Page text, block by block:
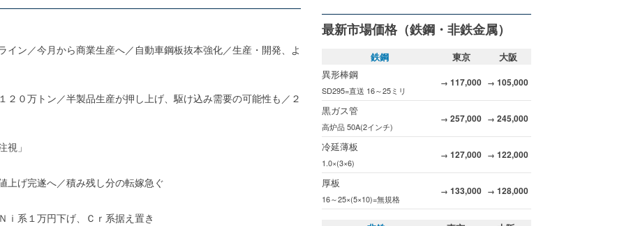
イン／今月から商業生産へ／自動車鋼板抜本強化／生産・開発、よ
０万トン／半製品生産が押し上げ、駆け込み需要の可能性も／２
」
上げ完遂へ／積み残し分の転嫁急ぐ
ｉ系１万円下げ、Ｃｒ系据え置き
最新市場価格（鉄鋼・非鉄金属）
鉄鋼 東京
大阪
異形棒鋼
SD295=直送 16～25ミリ
→ 117,000 → 105,000
黒ガス管
高炉品 50A(2インチ)
→ 257,000 → 245,000
冷延薄板
1.0×(3×6)
→ 127,000 → 122,000
厚板
16～25×(5×10)=無規格
→ 133,000 → 128,000